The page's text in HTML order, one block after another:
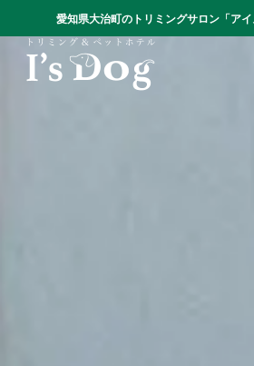
愛知県大治町のトリミングサロン「アイ